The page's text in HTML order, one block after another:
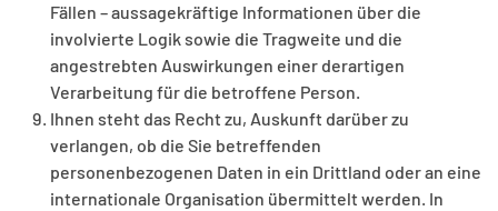
Fällen – aussagekräftige Informationen über die
involvierte Logik sowie die Tragweite und die
angestrebten Auswirkungen einer derartigen
Verarbeitung für die betroffene Person.
Ihnen steht das Recht zu, Auskunft darüber zu
verlangen, ob die Sie betreffenden
personenbezogenen Daten in ein Drittland oder an eine
internationale Organisation übermittelt werden. In